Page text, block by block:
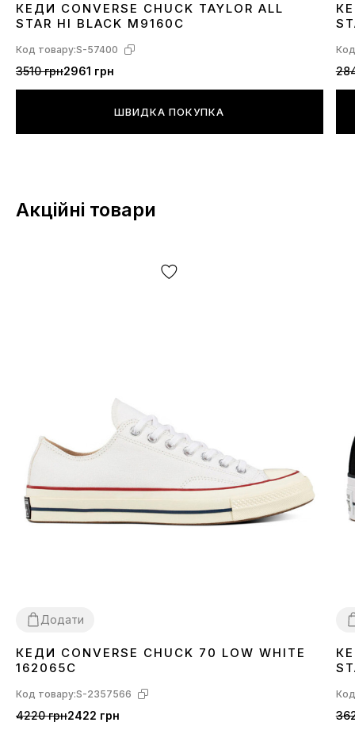
36373839 40 41424344
КЕДИ CONVERSE CHUCK TAYLOR ALL
STAR HI BLACK M9160C
Код товару:S-57400
3510 грн2961 грн
ШВИДКА ПОКУПКА
Акційні товари
Додати
3839414243 44
КЕДИ CONVERSE CHUCK 70 LOW WHITE
162065C
Код товару:S-2357566
4220 грн2422 грн